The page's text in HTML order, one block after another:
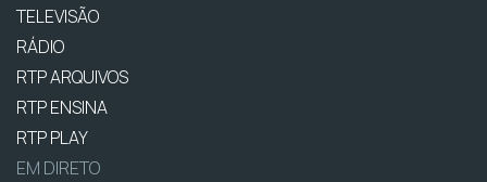
TELEVISÃO
RÁDIO
RTP ARQUIVOS
RTP ENSINA
RTP PLAY
EM DIRETO